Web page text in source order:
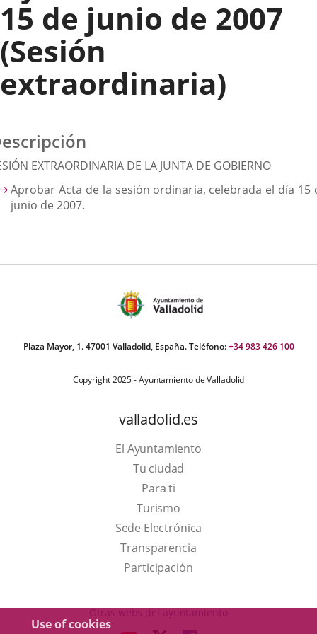
Use of cookies
15 de junio de 2007
(Sesión
extraordinaria)
EXTRAORDINARIA DE LA JUNTA DE GOBIERNO
Aprobar Acta de la sesión ordinaria, celebrada el día 15
junio de 2007.
Plaza Mayor, 1. 47001 Valladolid, España. Teléfono:+34 983 426 100
Copyright 2025 - Ayuntamiento de Valladolid
valladolid.es
El Ayuntamiento
Tu ciudad
Para ti
TurismoThis
link
will
open
a
Sede Electrónica
Transparencia
Participación
Otras webs del ayuntamiento